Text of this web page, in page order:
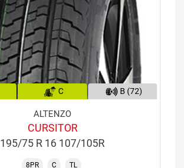
C B (72)
ALTENZO
CURSITOR
195/75 R 16 107/105R
8PR C TL